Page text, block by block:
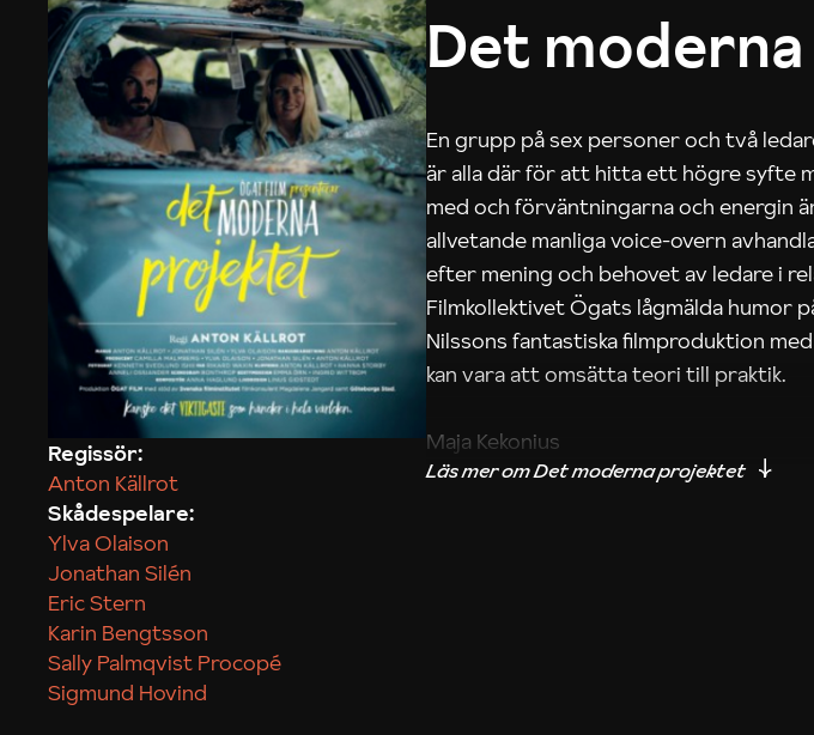
Det
En grupp på sex personer och två
är alla där för att hitta ett högre syfte
med och förväntningarna och energin
allvetande manliga voice-overn
efter mening och behovet av ledare i
Filmkollektivet Ögats lågmälda humor
Nilssons fantastiska filmproduktion
kan vara att omsätta teori till praktik.
Maja Kekonius
Regissör:
Anton Källrot
Skådespelare:
Ylva Olaison
Jonathan Silén
Eric Stern
Karin Bengtsson
Sally Palmqvist Procopé
Sigmund Hovind